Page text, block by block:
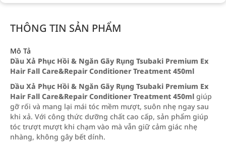
THÔNG TIN SẢN PHẨM
Mô Tả
Dầu Xả Phục Hồi & Ngăn Gãy Rụng Tsubaki Premium Ex
Hair Fall Care&Repair Conditioner Treatment 450ml
Dầu Xả Phục Hồi & Ngăn Gãy Rụng Tsubaki Premium Ex
Hair Fall Care&Repair Conditioner Treatment 450ml giúp
gỡ rối và mang lại mái tóc mềm mượt, suôn nhẹ ngay sau
khi xả. Với công thức dưỡng chất cao cấp, sản phẩm giúp
tóc trượt mượt khi chạm vào mà vẫn giữ cảm giác nhẹ
nhàng, không gây bết dính.